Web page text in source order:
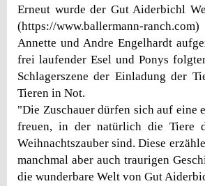
Erneut wurde der Gut Aiderbichl
(https://www.ballermann-
Annette und Andre Engelhardt
frei laufender Esel und Ponys
Schlagerszene der Einladung der
Tieren in Not.
"Die Zuschauer dürfen sich auf eine
freuen, in der natürlich die Tiere
Weihnachtszauber sind. Diese
manchmal aber auch traurigen
die wunderbare Welt von Gut